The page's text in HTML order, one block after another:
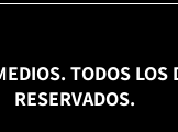
TODOS LOS
RESERVADOS.